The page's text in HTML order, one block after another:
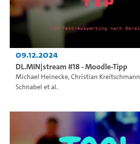
09.12.2024
DL.MIN|stream #18 - Moodle-Tipp
Michael Heinecke,Christian Kreitschmann
Schnabel et al.